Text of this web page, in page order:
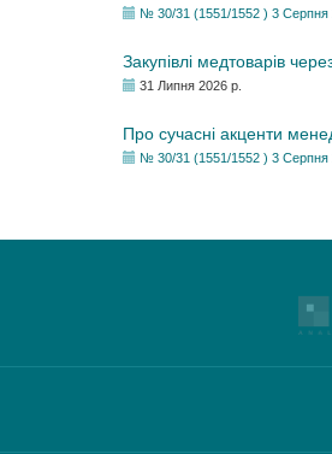
№ 30/31 (1551/1552 ) 3 Серпня
Закупівлі медтоварів
31 Липня 2026 р.
Про сучасні акценти
№ 30/31 (1551/1552 ) 3 Серпня